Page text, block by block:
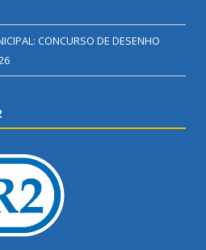
CONCURSO DE DESENHO